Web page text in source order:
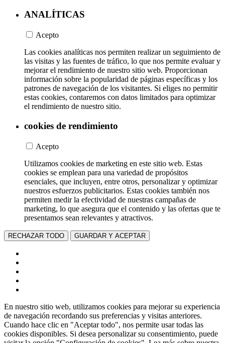
ANALÍTICAS
Acepto
Las cookies analíticas nos permiten realizar un seguimiento de
las visitas y las fuentes de tráfico, lo que nos permite evaluar y
mejorar el rendimiento de nuestro sitio web. Proporcionan
información sobre la popularidad de páginas específicas y los
patrones de navegación de los visitantes. Si eliges no permitir
estas cookies, contaremos con datos limitados para optimizar
el rendimiento de nuestro sitio.
cookies de rendimiento
Acepto
Utilizamos cookies de marketing en este sitio web. Estas
cookies se emplean para una variedad de propósitos
esenciales, que incluyen, entre otros, personalizar y optimizar
nuestros esfuerzos publicitarios. Estas cookies también nos
permiten medir la efectividad de nuestras campañas de
marketing, lo que asegura que el contenido y las ofertas que te
presentamos sean relevantes y atractivos.
RECHAZAR TODO GUARDAR Y ACEPTAR
En nuestro sitio web, utilizamos cookies para mejorar su experiencia
de navegación recordando sus preferencias y visitas anteriores.
Cuando hace clic en "Aceptar todo", nos permite usar todas las
cookies disponibles. Si desea personalizar su consentimiento, puede